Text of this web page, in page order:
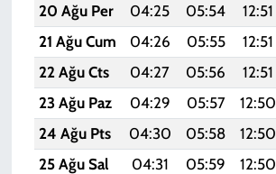
20 Ağu Per
04:25 05:54 12:51
21 Ağu Cum
04:26 05:55 12:51
22 Ağu Cts
04:27 05:56 12:51
23 Ağu Paz
04:29 05:57 12:50
24 Ağu Pts
04:30 05:58 12:50
25 Ağu Sal
04:31 05:59 12:50